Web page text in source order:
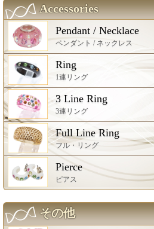
Accessories
Pendant / Necklace
ペンダント / ネックレス
Ring
1連リング
3 Line Ring
3連リング
Full Line Ring
フル・リング
Pierce
ピアス
その他